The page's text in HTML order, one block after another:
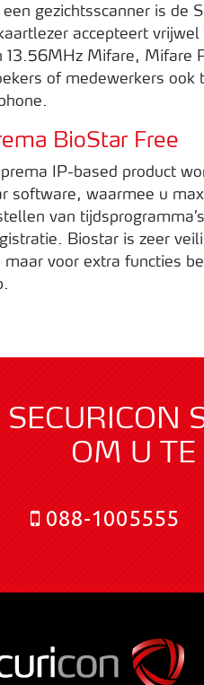
gezichtsscanner is de
accepteert
13.56MHz Mifare, Mifare
of medewerkers
BioStar Free
IP-based product
software, waarmee u
van
Biostar is zeer
maar voor extra functies
SECURICON
OM U
088-1005555